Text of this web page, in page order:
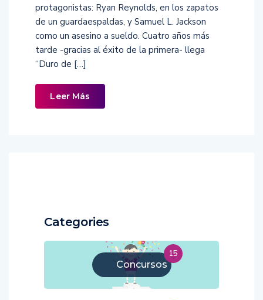
protagonistas: Ryan Reynolds, en los zapatos
de un guardaespaldas, y Samuel L. Jackson
como un asesino a sueldo. Cuatro años más
tarde -gracias al éxito de la primera- llega
“Duro de […]
Leer Más
Categories
Concursos
15